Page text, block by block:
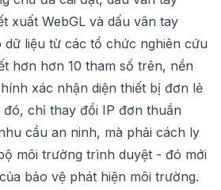
xuất WebGL và dấu vân tay
dữ liệu từ các tổ chức nghiên cứu
hơn hơn 10 tham số trên, nền
xác nhận diện thiết bị đơn lẻ
chỉ thay đổi IP đơn thuần
cầu an ninh, mà phải cách ly
môi trường trình duyệt - đó mới
bảo vệ phát hiện môi trường.